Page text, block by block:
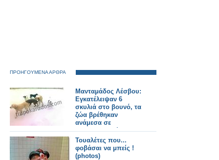
ΠΡΟΗΓΟΥΜΕΝΑ ΑΡΘΡΑ
Μανταμάδος Λέσβου:
Εγκατέλειψαν 6
σκυλιά στο βουνό, τα
ζώα βρέθηκαν
ανάμεσα σε
δηλητηριασμένες
αλεπούδες!
Τουαλέτες που...
φοβάσαι να μπείς !
(photos)